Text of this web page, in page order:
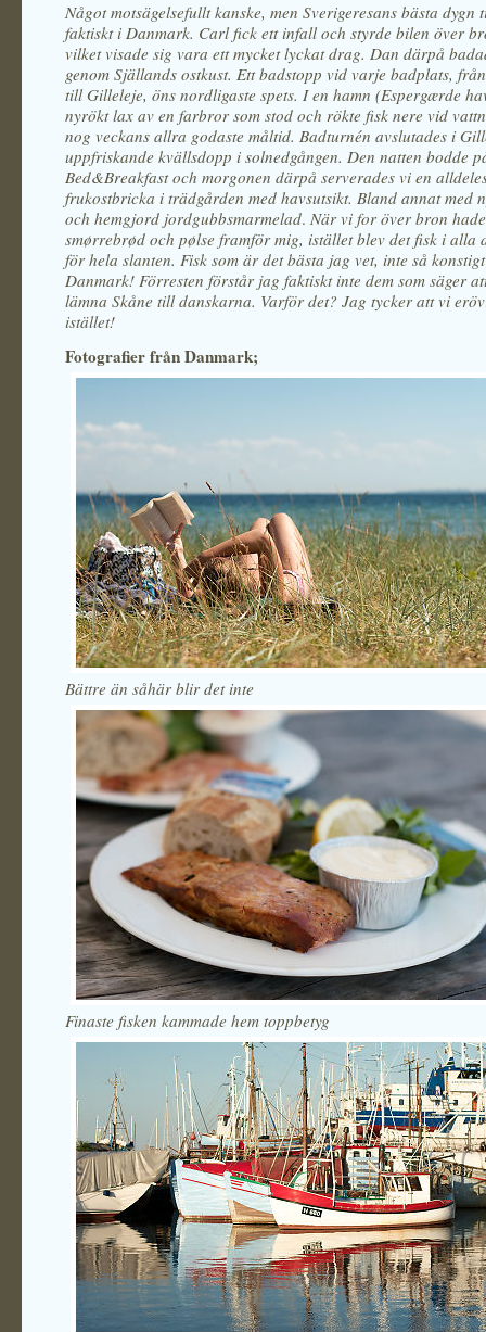
Något motsägelsefullt kanske, men Sverigeresans bästa dygn
faktiskt i Danmark. Carl fick ett infall och styrde bilen över
vilket visade sig vara ett mycket lyckat drag. Dan därpå
genom Själlands ostkust. Ett badstopp vid varje badplats,
till Gilleleje, öns nordligaste spets. I en hamn (Espergærde
nyrökt lax av en farbror som stod och rökte fisk nere vid
nog veckans allra godaste måltid. Badturnén avslutades i
uppfriskande kvällsdopp i solnedgången. Den natten bodde
Bed&Breakfast och morgonen därpå serverades vi en
frukostbricka i trädgården med havsutsikt. Bland annat med
och hemgjord jordgubbsmarmelad. När vi for över bron
smørrebrød och pølse framför mig, istället blev det fisk i alla
för hela slanten. Fisk som är det bästa jag vet, inte så
Danmark! Förresten förstår jag faktiskt inte dem som säger
lämna Skåne till danskarna. Varför det? Jag tycker att vi
istället!
Fotografier från Danmark;
Bättre än såhär blir det inte
Finaste fisken kammade hem toppbetyg